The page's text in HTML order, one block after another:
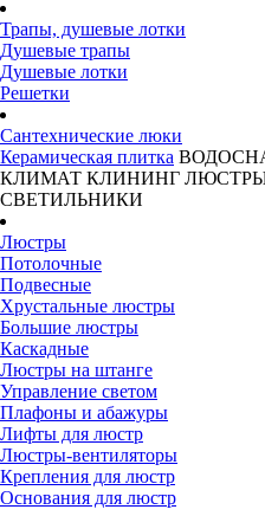
Трапы, душевые лотки
Душевые трапы
Душевые лотки
Решетки
Сантехнические люки
Керамическая плитка
КЛИМАТ КЛИНИНГ
СВЕТИЛЬНИКИ
Люстры
Потолочные
Подвесные
Хрустальные люстры
Большие люстры
Каскадные
Люстры на штанге
Управление светом
Плафоны и абажуры
Лифты для люстр
Люстры-вентиляторы
Крепления для люстр
Основания для люстр